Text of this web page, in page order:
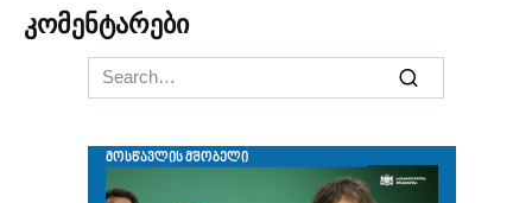
კომენტარები
Search
for: